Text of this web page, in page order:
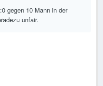
gegen 10 Mann in der
unfair.